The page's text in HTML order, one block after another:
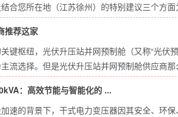
合您所在地（江苏徐州）的特别建议三个方
推荐这家
键枢纽，光伏升压站并网预制舱（又称“光伏
流选择。但是光伏升压站并网预制舱供应商
：高效节能与智能化的 ...
速的背景下，干式电力变压器因其安全、环